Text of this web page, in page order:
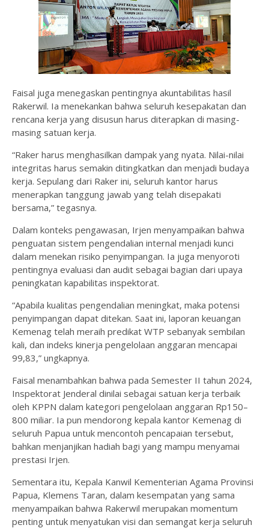
Faisal juga menegaskan pentingnya akuntabilitas hasil
Rakerwil. Ia menekankan bahwa seluruh kesepakatan dan
rencana kerja yang disusun harus diterapkan di masing-
masing satuan kerja.
“Raker harus menghasilkan dampak yang nyata. Nilai-nilai
integritas harus semakin ditingkatkan dan menjadi budaya
kerja. Sepulang dari Raker ini, seluruh kantor harus
menerapkan tanggung jawab yang telah disepakati
bersama,” tegasnya.
Dalam konteks pengawasan, Irjen menyampaikan bahwa
penguatan sistem pengendalian internal menjadi kunci
dalam menekan risiko penyimpangan. Ia juga menyoroti
pentingnya evaluasi dan audit sebagai bagian dari upaya
peningkatan kapabilitas inspektorat.
“Apabila kualitas pengendalian meningkat, maka potensi
penyimpangan dapat ditekan. Saat ini, laporan keuangan
Kemenag telah meraih predikat WTP sebanyak sembilan
kali, dan indeks kinerja pengelolaan anggaran mencapai
99,83,” ungkapnya.
Faisal menambahkan bahwa pada Semester II tahun 2024,
Inspektorat Jenderal dinilai sebagai satuan kerja terbaik
oleh KPPN dalam kategori pengelolaan anggaran Rp150–
800 miliar. Ia pun mendorong kepala kantor Kemenag di
seluruh Papua untuk mencontoh pencapaian tersebut,
bahkan menjanjikan hadiah bagi yang mampu menyamai
prestasi Irjen.
Sementara itu, Kepala Kanwil Kementerian Agama Provinsi
Papua, Klemens Taran, dalam kesempatan yang sama
menyampaikan bahwa Rakerwil merupakan momentum
penting untuk menyatukan visi dan semangat kerja seluruh